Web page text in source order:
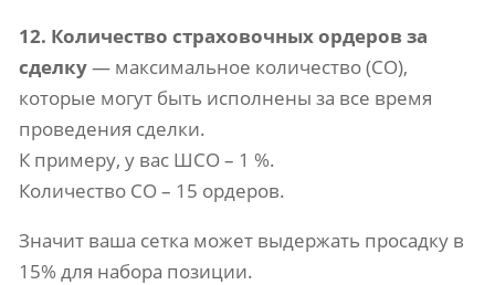
12. Количество страховочных ордеров за
сделку— максимальное количество (СО),
которые могут быть исполнены за все время
проведения сделки.
К примеру, у вас ШСО – 1 %.
Количество СО – 15 ордеров.
Значит ваша сетка может выдержать просадку в
15% для набора позиции.